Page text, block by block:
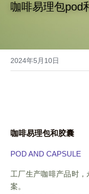
咖啡易理包pod
2024年5月10日
咖啡易理包和胶囊
POD AND CAPSULE
工厂生产咖啡产品时
案。